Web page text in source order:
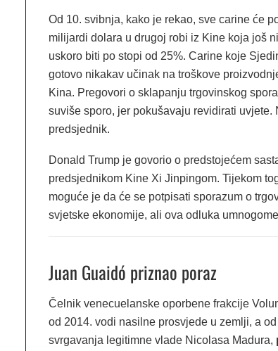
Od 10. svibnja, kako je rekao, sve carine će
milijardi dolara u drugoj robi iz Kine koja još
uskoro biti po stopi od 25%. Carine koje
gotovo nikakav učinak na troškove
Kina. Pregovori o sklapanju trgovinskog
suviše sporo, jer pokušavaju revidirati uvjete.
predsjednik.
Donald Trump je govorio o predstojećem
predsjednikom Kine Xi Jinpingom. Tijekom
moguće je da će se potpisati sporazum o
svjetske ekonomije, ali ova odluka
Juan Guaidó priznao poraz
Čelnik venecuelanske oporbene frakcije
od 2014. vodi nasilne prosvjede u zemlji, a
svrgavanja legitimne vlade Nicolasa Madura,